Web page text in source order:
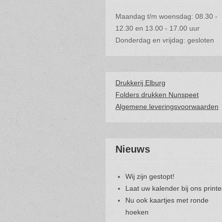
Maandag t/m woensdag: 08.30 -
12.30 en 13.00 - 17.00 uur
Donderdag en vrijdag: gesloten
Drukkerij Elburg
Folders drukken Nunspeet
Algemene leveringsvoorwaarden
Nieuws
Wij zijn gestopt!
Laat uw kalender bij ons
Nu ook kaartjes met ronde
hoeken